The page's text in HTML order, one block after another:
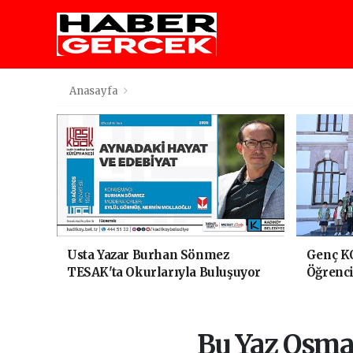
Anasayfa
Usta Yazar Burhan Sönmez
TESAK'ta Okurlarıyla Buluşuyor
Genç
Bu Yaz